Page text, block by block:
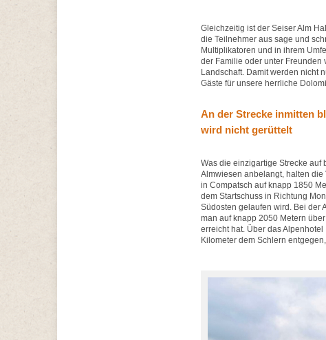
Gleichzeitig ist der Seiser Alm
die Teilnehmer aus sage und
Multiplikatoren und in ihrem
der Familie oder unter
Landschaft. Damit werden nicht
Gäste für unsere herrliche
An der Strecke inmitten
wird nicht gerüttelt
Was die einzigartige Strecke auf
Almwiesen anbelangt, halten die
in Compatsch auf knapp 1850
dem Startschuss in Richtung
Südosten gelaufen wird. Bei der
man auf knapp 2050 Metern
erreicht hat. Über das
Kilometer dem Schlern